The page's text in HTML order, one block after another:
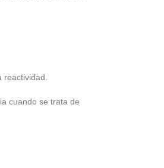
cuando se trata de